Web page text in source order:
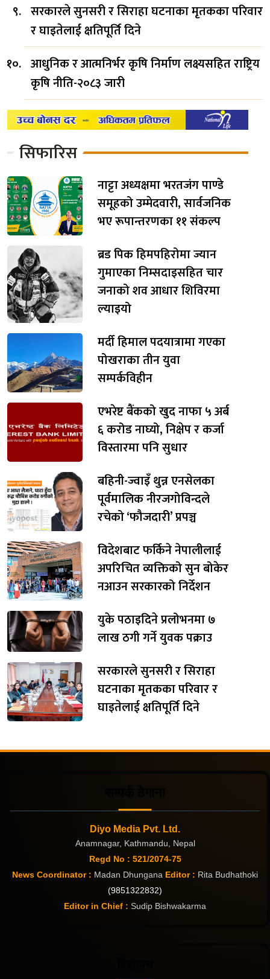
सरकारले सुनसरी र सिराहा घटनाका मृतकका परिवार
र घाइतेलाई क्षतिपूर्ति दिने
आधुनिक र आत्मनिर्भर कृषि निर्माण लक्ष्यसहित राष्ट्रिय
कृषि नीति-२०८३ जारी
सिफारिस
नाट्टा अध्यक्षमा भरतजंग पाण्डे
समूहको उम्मेदवारी, सार्वजनिक
भए रूपान्तरणका ११ संकल्प
ब्रड पिक हिमपहिरोमा ज्यान
गुमाएका निम्सदाइसहित चार
जनाको शव आधार शिविरमा
ल्याइयो
मर्दी हिमाल पदयात्रामा गएका
पोखराका तीन युवा
सम्पर्कविहीन
एभरेष्ट बैंकको खुद नाफा ५ अर्ब
६ करोड नाघ्यो, निक्षेप र कर्जा
विस्तारमा पनि सुधार
बहिनी-ज्वाइँ थुन्न एनसेलका
पूर्वमालिक नीरजगोविन्दले
रचेको ‘फौजदारी’ प्रपञ्च
विदेशबाट फर्किने नेपालीलाई
अपरिचित व्यक्तिको सुन बोकेर
नआउन सरकारको निर्देशन
युके पठाइदिने प्रलोभनमा ७
लाख ठगी गर्ने युवक पक्राउ
सरकारले सुनसरी र सिराहा
घटनाका मृतकका परिवार र
घाइतेलाई क्षतिपूर्ति दिने
Diyo Media Pvt. Ltd.
Anamnagar, Kathmandu, Nepal
Regd No : 521/2074-75
News Coordinator : Madan Dhungana Editor : Rita Budhathoki
(9851322832)
Editor in Chief : Sudip Bishwakarma